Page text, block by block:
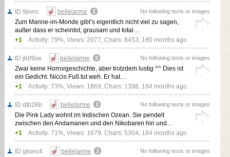
ID 9jivnc
bellelarme
Zum Manne-im-Monde gibt’s eigentlich nicht viel zu sagen,
außer dass er scheintot, grausam und total…
+1
Activity: 79%, Views: 2077, Chars: 8453, 180 months ago
No following texts or images
ID jb09xe
bellelarme
Zwar keine Horrorgeschichte, aber trotzdem lustig ^^ Dies ist
ein Gedicht. Niccis Fuß tut weh. Er hat…
+1
Activity: 73%, Views: 1869, Chars: 1398, 184 months ago
No following texts or images
ID dtb26b
bellelarme
Die Pink Lady wohnt im Indischen Ozean. Sie pendelt
zwischen den Andamanen und den Nikobaren hin und…
+1
Activity: 71%, Views: 1679, Chars: 5304, 184 months ago
No following texts or images
ID gksec4
bellelarme
No following texts or images